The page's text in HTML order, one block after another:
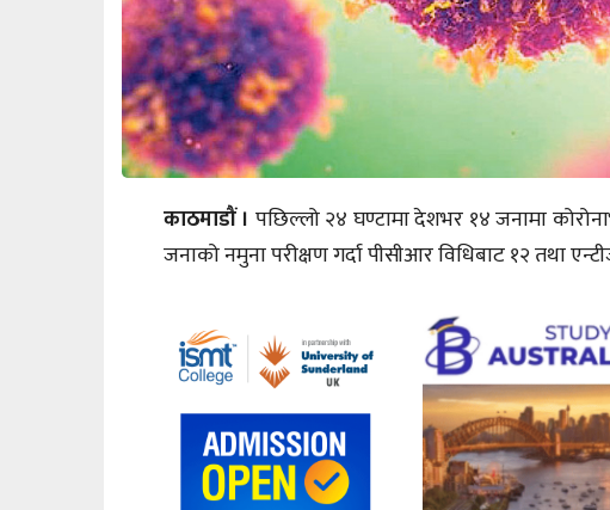
काठमाडौं । पछिल्लो २४ घण्टामा देशभर १४ जनामा
जनाको नमुना परीक्षण गर्दा पीसीआर विधिबाट १२ तथा